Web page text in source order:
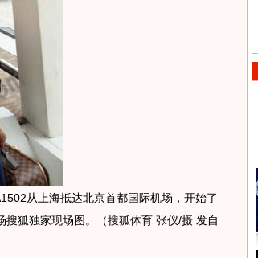
从上海抵达北京首都国际机场，开始了
狐独家现场图。（搜狐体育 张仪/摄 发自